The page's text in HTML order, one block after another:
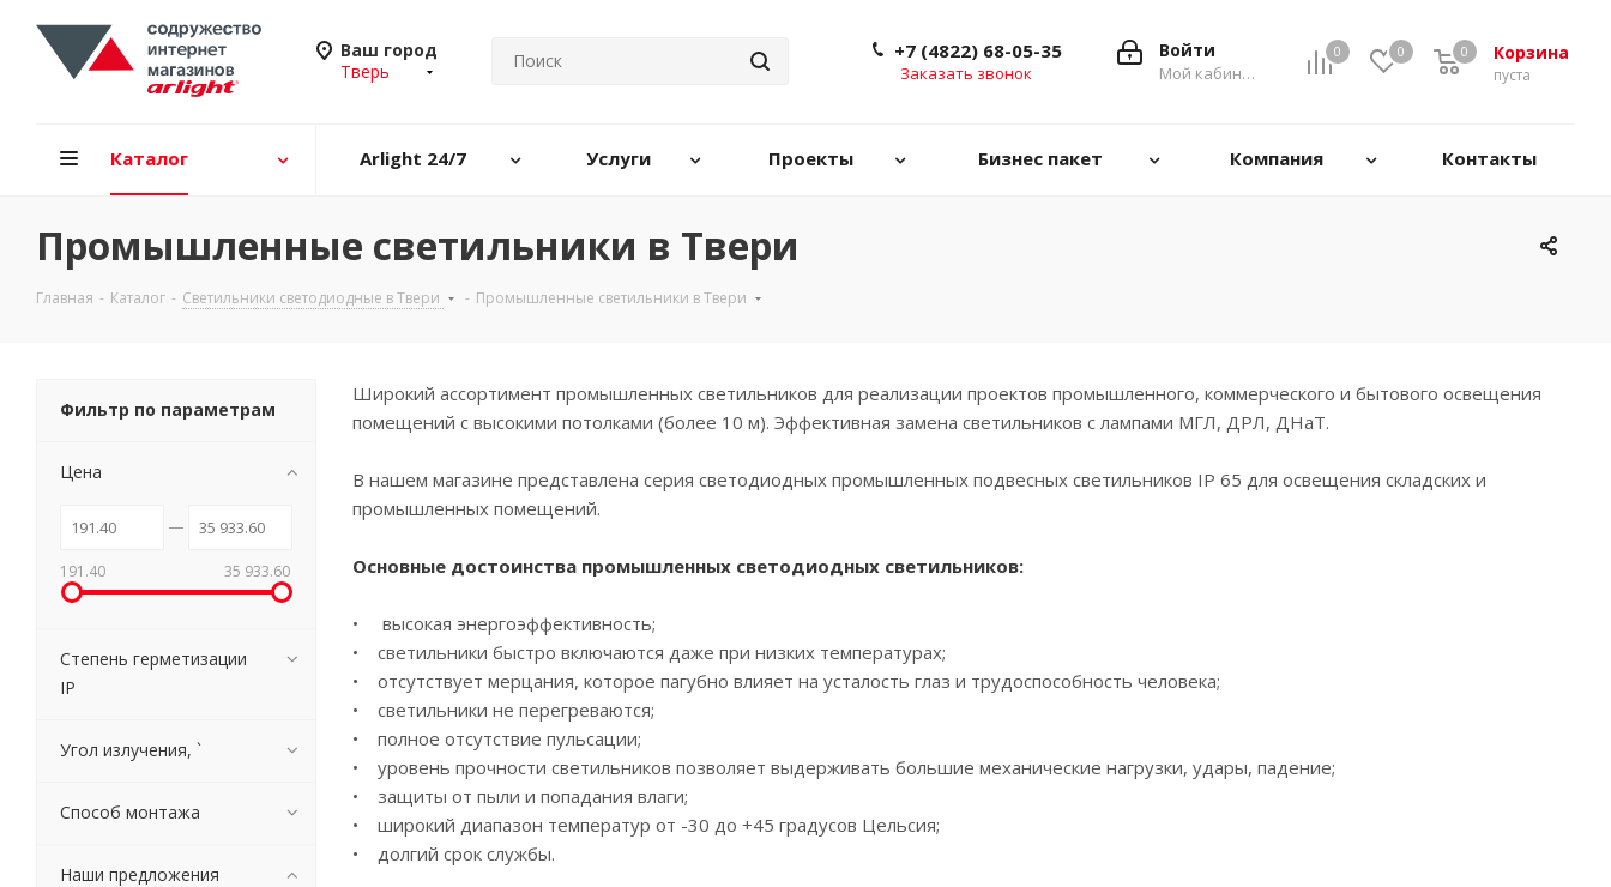
Ваш город
Тверь
0 0 Корзина
0
пуста
0
Войти
Мой кабинет
+7 (4822) 68-05-35
Заказать звонок
Каталог Arlight 24/7 Услуги Проекты Бизнес пакет Компания Контакты
Промышленные светильники в Твери
Главная - Каталог - Светильники светодиодные в Твери - Промышленные светильники в Твери
Широкий ассортимент промышленных светильников для реализации проектов промышленного, коммерческого и бытового освещения
помещений с высокими потолками (более 10 м). Эффективная замена светильников с лампами МГЛ, ДРЛ, ДНаТ.
В нашем магазине представлена серия светодиодных промышленных подвесных светильников IP 65 для освещения складских и
промышленных помещений.
Основные достоинства промышленных светодиодных светильников:
• высокая энергоэффективность;
• светильники быстро включаются даже при низких температурах;
• отсутствует мерцания, которое пагубно влияет на усталость глаз и трудоспособность человека;
• светильники не перегреваются;
• полное отсутствие пульсации;
• уровень прочности светильников позволяет выдерживать большие механические нагрузки, удары, падение;
• защиты от пыли и попадания влаги;
• широкий диапазон температур от -30 до +45 градусов Цельсия;
• долгий срок службы.
Фильтр по параметрам
Цена
191.40 35 933.60
Степень герметизации
IP
Угол излучения, `
Способ монтажа
Наши предложения